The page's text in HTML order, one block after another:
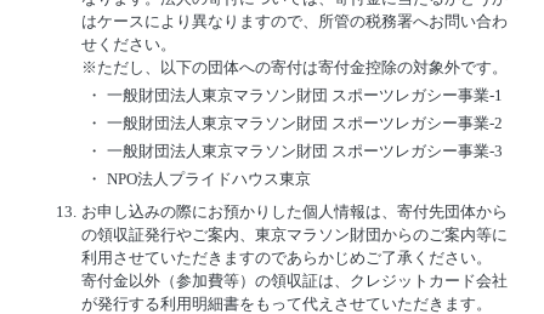
はケースにより異なりますので、所管の税務署へお問い合わ
せください。
※ただし、以下の団体への寄付は寄付金控除の対象外です。
・ 一般財団法人東京マラソン財団 スポーツレガシー事業-1
・ 一般財団法人東京マラソン財団 スポーツレガシー事業-2
・ 一般財団法人東京マラソン財団 スポーツレガシー事業-3
・ NPO法人プライドハウス東京
13. お申し込みの際にお預かりした個人情報は、寄付先団体から
の領収証発行やご案内、東京マラソン財団からのご案内等に
利用させていただきますのであらかじめご了承ください。
寄付金以外（参加費等）の領収証は、クレジットカード会社
が発行する利用明細書をもって代えさせていただきます。